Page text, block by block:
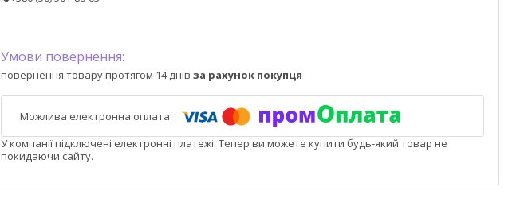
повернення товару протягом 14 днів за рахунок покупця
У компанії підключені електронні платежі. Тепер ви можете купити будь-який товар не
покидаючи сайту.